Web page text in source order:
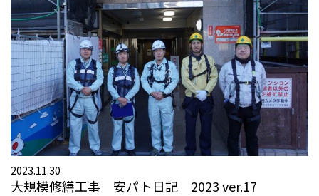
2023.11.30
大規模修繕工事 安パト日記 2023 ver.17